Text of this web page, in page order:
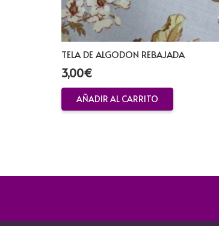
TELA DE ALGODON REBAJADA
3,00€
AÑADIR AL CARRITO